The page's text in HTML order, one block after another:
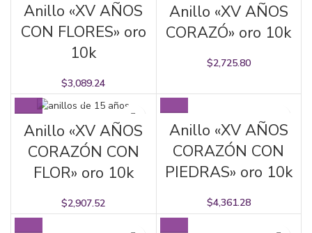
Anillo «XV AÑOS
CON FLORES» oro
10k
$3,089.24
Anillo «XV AÑOS
CORAZÓ» oro 10k
$2,725.80
Anillo «XV AÑOS
CORAZÓN CON
FLOR» oro 10k
$2,907.52
Anillo «XV AÑOS
CORAZÓN CON
PIEDRAS» oro 10k
$4,361.28